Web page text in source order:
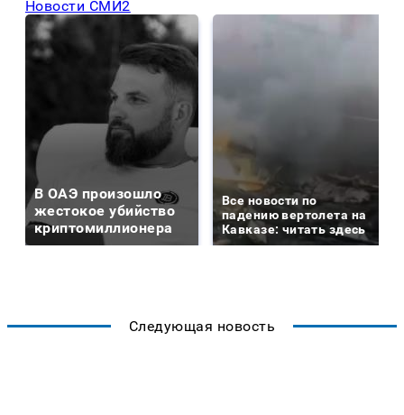
Новости СМИ2
В ОАЭ произошло
жестокое убийство
криптомиллионера
Все новости по
падению вертолета на
Кавказе: читать здесь
Следующая новость